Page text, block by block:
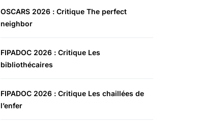
OSCARS 2026 : Critique The perfect
neighbor
FIPADOC 2026 : Critique Les
bibliothécaires
FIPADOC 2026 : Critique Les chaillées de
l’enfer